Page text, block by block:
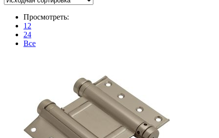
Просмотреть:
12
24
Все